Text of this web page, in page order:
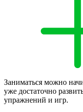
Заниматься можно
уже достаточно
упражнений и игр.